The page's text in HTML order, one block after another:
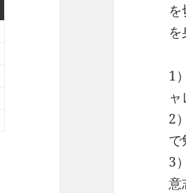
を
1
2
で
3
意